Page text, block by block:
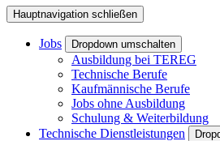
Hauptnavigation schließen
Jobs Dropdown umschalten
Ausbildung bei TEREG
Technische Berufe
Kaufmännische Berufe
Jobs ohne Ausbildung
Schulung & Weiterbildung
Technische Dienstleistungen